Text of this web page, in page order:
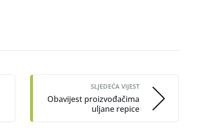
SLJEDEĆA VIJEST
Obavijest proizvođačima
uljane repice